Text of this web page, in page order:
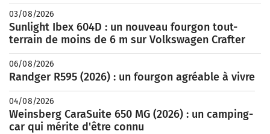
03/08/2026
Sunlight Ibex 604D : un nouveau fourgon tout-
terrain de moins de 6 m sur Volkswagen Crafter
06/08/2026
Randger R595 (2026) : un fourgon agréable à vivre
04/08/2026
Weinsberg CaraSuite 650 MG (2026) : un camping-
car qui mérite d'être connu